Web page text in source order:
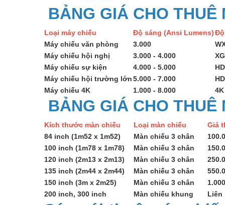
BẢNG GIÁ CHO
Loại máy chiếu Độ sáng (Ansi Lumens)
Máy chiếu văn phòng
3.000
Máy chiếu hội nghị
3.000 - 4.000
Máy chiếu sự kiện
4.000 - 5.000
Máy chiếu hội trường lớn5.000 - 7.000
Máy chiếu 4K
1.000 - 8.000 4K
BẢNG GIÁ CHO
Kích thước màn chiếu Loại màn chiếu
Giá
84 inch (1m52 x 1m52)
Màn chiếu 3 chân
100 inch (1m78 x 1m78)
Màn chiếu 3 chân
120 inch (2m13 x 2m13)
Màn chiếu 3 chân
135 inch (2m44 x 2m44)
Màn chiếu 3 chân
150 inch (3m x 2m25)
Màn chiếu 3 chân
200 inch, 300 inch
Màn chiếu khung Liên